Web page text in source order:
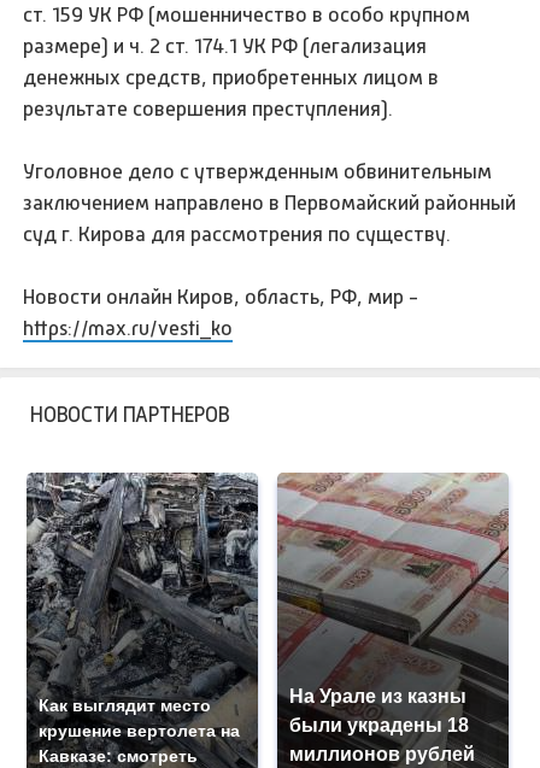
ст. 159 УК РФ (мошенничество в особо крупном
размере) и ч. 2 ст. 174.1 УК РФ (легализация
денежных средств, приобретенных лицом в
результате совершения преступления).
Уголовное дело с утвержденным обвинительным
заключением направлено в Первомайский районный
суд г. Кирова для рассмотрения по существу.
Новости онлайн Киров, область, РФ, мир -
https://max.ru/vesti_ko
НОВОСТИ ПАРТНЕРОВ
Как выглядит место
крушение вертолета на
Кавказе: смотреть
На Урале из казны
были украдены 18
миллионов рублей